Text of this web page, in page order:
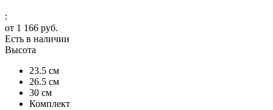
:
от 1 166 руб.
Есть в наличии
Высота
23.5 см
26.5 см
30 см
Комплект